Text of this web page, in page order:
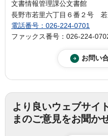
文書情報管理課公文書館
長野市若里六丁目６番２号 若
電話番号：026-224-0701
ファックス番号：026-224-
より良いウェブサイ
まのご意見をお聞か